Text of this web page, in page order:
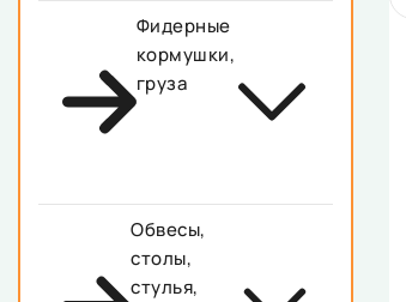
Фидерные
кормушки,
груза
Обвесы,
столы,
стулья,